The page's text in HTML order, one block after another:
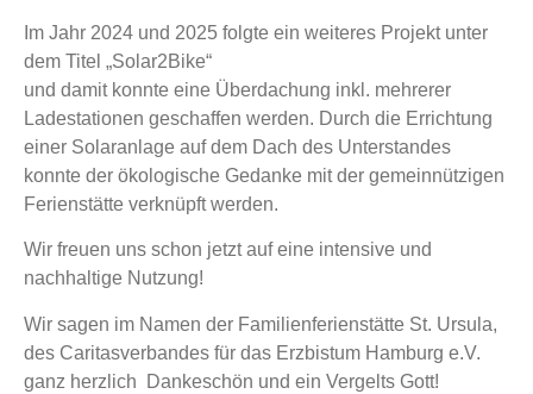
Im Jahr 2024 und 2025 folgte ein weiteres Projekt unter
dem Titel „Solar2Bike“
und damit konnte eine Überdachung inkl. mehrerer
Ladestationen geschaffen werden. Durch die Errichtung
einer Solaranlage auf dem Dach des Unterstandes
konnte der ökologische Gedanke mit der gemeinnützigen
Ferienstätte verknüpft werden.
Wir freuen uns schon jetzt auf eine intensive und
nachhaltige Nutzung!
Wir sagen im Namen der Familienferienstätte St. Ursula,
des Caritasverbandes für das Erzbistum Hamburg e.V.
ganz herzlich Dankeschön und ein Vergelts Gott!